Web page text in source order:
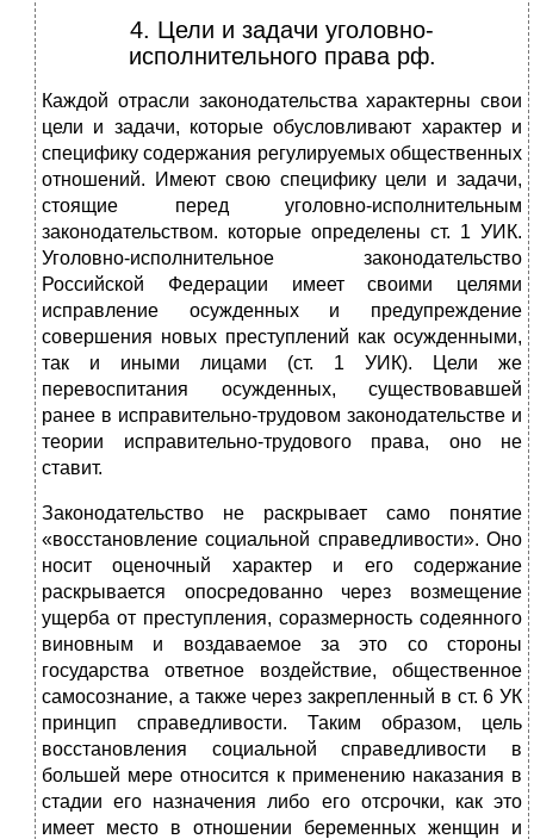
4. Цели и задачи уголовно-
исполнительного права рф.
Каждой отрасли законодательства характерны свои
цели и задачи, которые обусловливают характер и
специфику содержания регулируемых общественных
отношений. Имеют свою специфику цели и задачи,
стоящие перед уголовно-исполнительным
законодательством. которые определены ст. 1 УИК.
Уголовно-исполнительное законодательство
Российской Федерации имеет своими целями
исправление осужденных и предупреждение
совершения новых преступлений как осужденными,
так и иными лицами (ст. 1 УИК). Цели же
перевоспитания осужденных, существовавшей
ранее в исправительно-трудовом законодательстве и
теории исправительно-трудового права, оно не
ставит.
Законодательство не раскрывает само понятие
«восстановление социальной справедливости». Оно
носит оценочный характер и его содержание
раскрывается опосредованно через возмещение
ущерба от преступления, соразмерность содеянного
виновным и воздаваемое за это со стороны
государства ответное воздействие, общественное
самосознание, а также через закрепленный в ст. 6 УК
принцип справедливости. Таким образом, цель
восстановления социальной справедливости в
большей мере относится к применению наказания в
стадии его назначения либо его отсрочки, как это
имеет место в отношении беременных женщин и